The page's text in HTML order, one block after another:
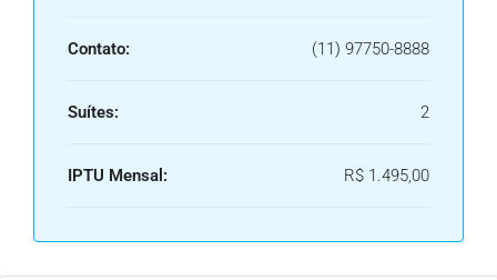
Contato: (11) 97750-8888
Suítes: 2
IPTU Mensal: R$ 1.495,00